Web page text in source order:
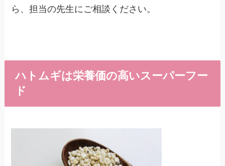
ら、担当の先生にご相談ください。
ハトムギは栄養価の高いスーパーフー
ド